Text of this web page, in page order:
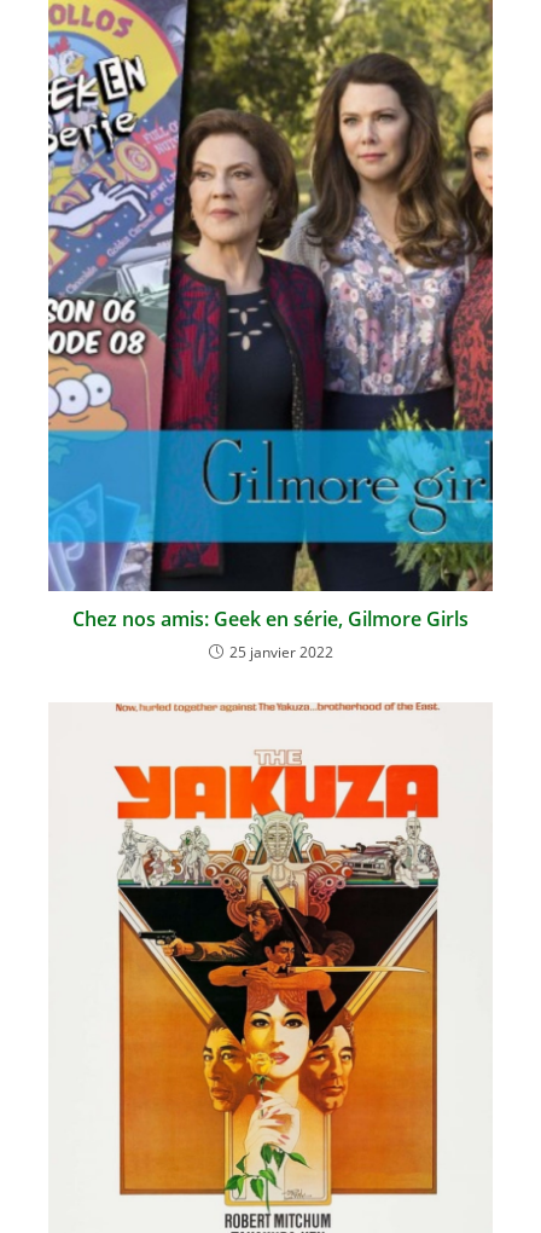
Chez nos amis: Geek en série, Gilmore Girls
25 janvier 2022